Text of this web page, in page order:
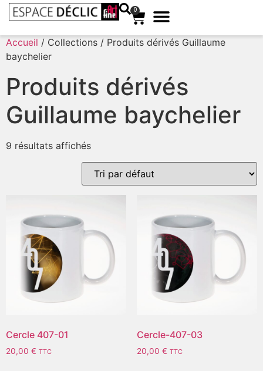
0
Accueil / Collections / Produits dérivés Guillaume
baychelier
Produits dérivés
Guillaume baychelier
9 résultats affichés
Cercle 407-01
20,00 € TTC
Cercle-407-03
20,00 € TTC